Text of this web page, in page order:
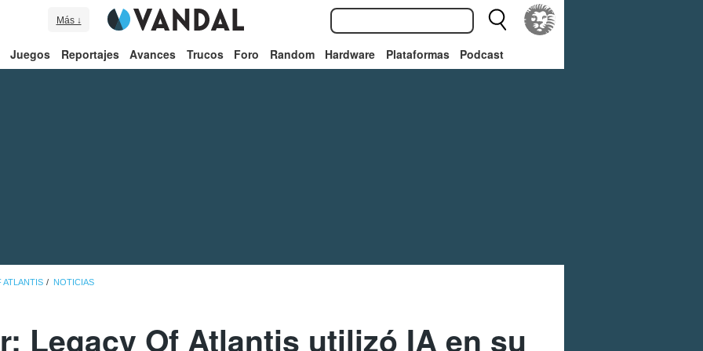
Más ↓
Juegos Reportajes Avances Trucos Foro Random Hardware Plataformas Podcast
ATLANTIS NOTICIAS
Legacy Of Atlantis utilizó IA en su